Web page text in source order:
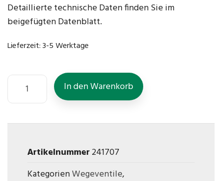
Detaillierte technische Daten finden Sie im
beigefügten Datenblatt.
Lieferzeit:3-5 Werktage
In den Warenkorb
Artikelnummer241707
KategorienWegeventile,